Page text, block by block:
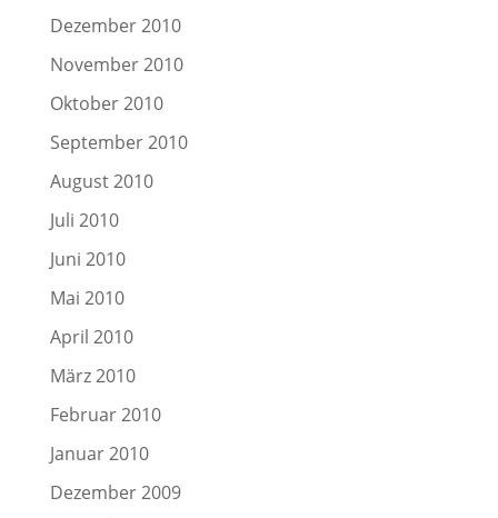
Dezember 2010
November 2010
Oktober 2010
September 2010
August 2010
Juli 2010
Juni 2010
Mai 2010
April 2010
März 2010
Februar 2010
Januar 2010
Dezember 2009